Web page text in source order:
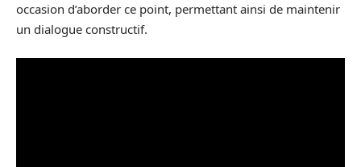
occasion d’aborder ce point, permettant ainsi de maintenir
un dialogue constructif.